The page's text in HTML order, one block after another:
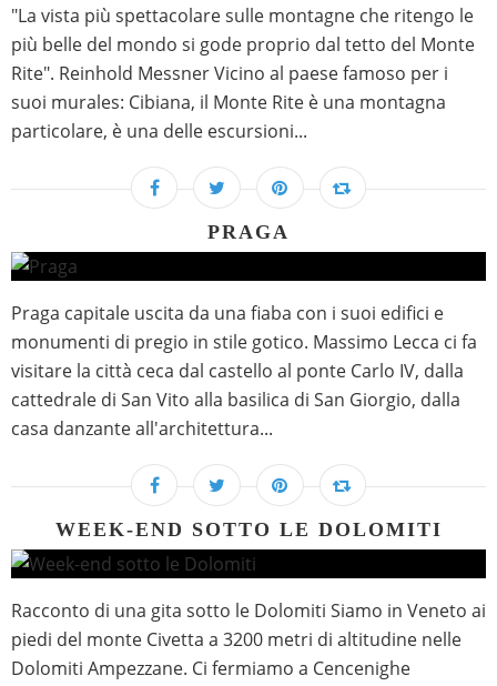
"La vista più spettacolare sulle montagne che ritengo le
più belle del mondo si gode proprio dal tetto del Monte
Rite". Reinhold Messner Vicino al paese famoso per i
suoi murales: Cibiana, il Monte Rite è una montagna
particolare, è una delle escursioni...
PRAGA
Praga capitale uscita da una fiaba con i suoi edifici e
monumenti di pregio in stile gotico. Massimo Lecca ci fa
visitare la città ceca dal castello al ponte Carlo IV, dalla
cattedrale di San Vito alla basilica di San Giorgio, dalla
casa danzante all'architettura...
WEEK-END SOTTO LE DOLOMITI
Racconto di una gita sotto le Dolomiti Siamo in Veneto ai
piedi del monte Civetta a 3200 metri di altitudine nelle
Dolomiti Ampezzane. Ci fermiamo a Cencenighe